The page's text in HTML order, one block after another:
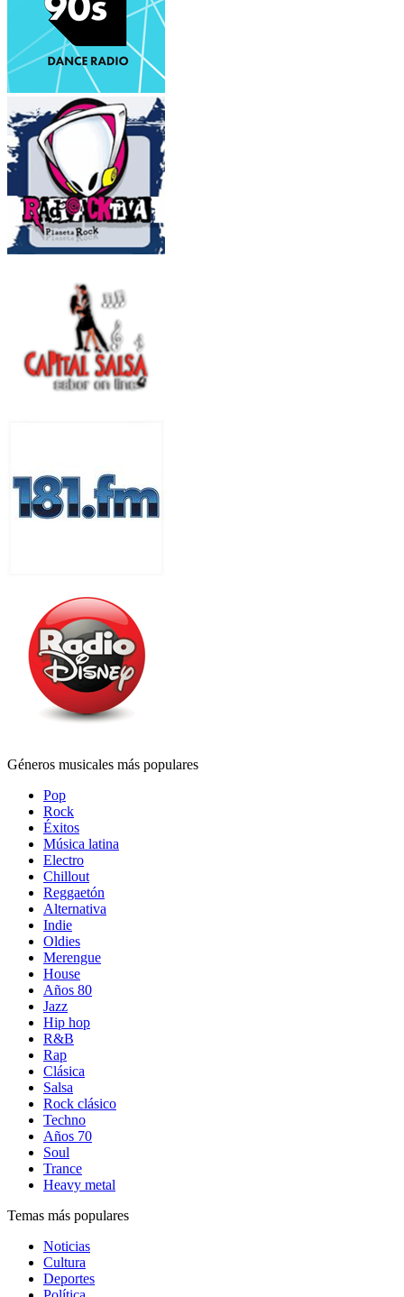
Géneros musicales más populares
Pop
Rock
Éxitos
Música latina
Electro
Chillout
Reggaetón
Alternativa
Indie
Oldies
Merengue
House
Años 80
Jazz
Hip hop
R&B
Rap
Clásica
Salsa
Rock clásico
Techno
Años 70
Soul
Trance
Heavy metal
Temas más populares
Noticias
Cultura
Deportes